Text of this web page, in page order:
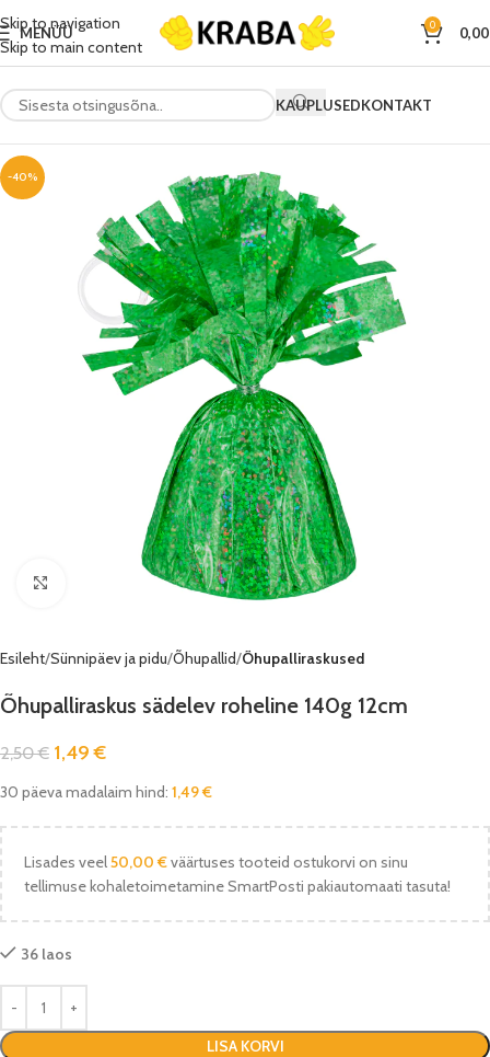
Skip to navigation
Skip to main content
MENÜÜ 0
KAUPLUSEDKONTAKT
-40%
Esileht Sünnipäev ja pidu Õhupallid Õhupalliraskused
Õhupalliraskus sädelev roheline 140g 12cm
2,50€ 1,49€
30 päeva madalaim hind: 1,49€
Lisades veel50,00 €väärtuses tooteid ostukorvi on sinu
tellimuse kohaletoimetamine SmartPosti pakiautomaati tasuta!
36 laos
LISA KORVI